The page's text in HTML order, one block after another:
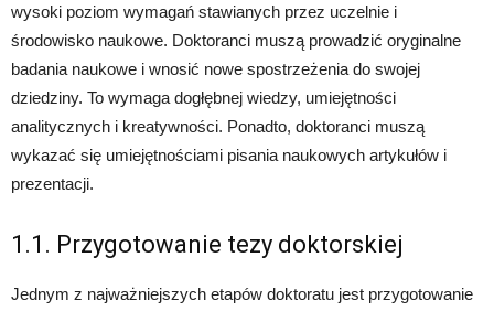
wysoki poziom wymagań stawianych przez uczelnie i
środowisko naukowe. Doktoranci muszą prowadzić oryginalne
badania naukowe i wnosić nowe spostrzeżenia do swojej
dziedziny. To wymaga dogłębnej wiedzy, umiejętności
analitycznych i kreatywności. Ponadto, doktoranci muszą
wykazać się umiejętnościami pisania naukowych artykułów i
prezentacji.
1.1. Przygotowanie tezy doktorskiej
Jednym z najważniejszych etapów doktoratu jest przygotowanie